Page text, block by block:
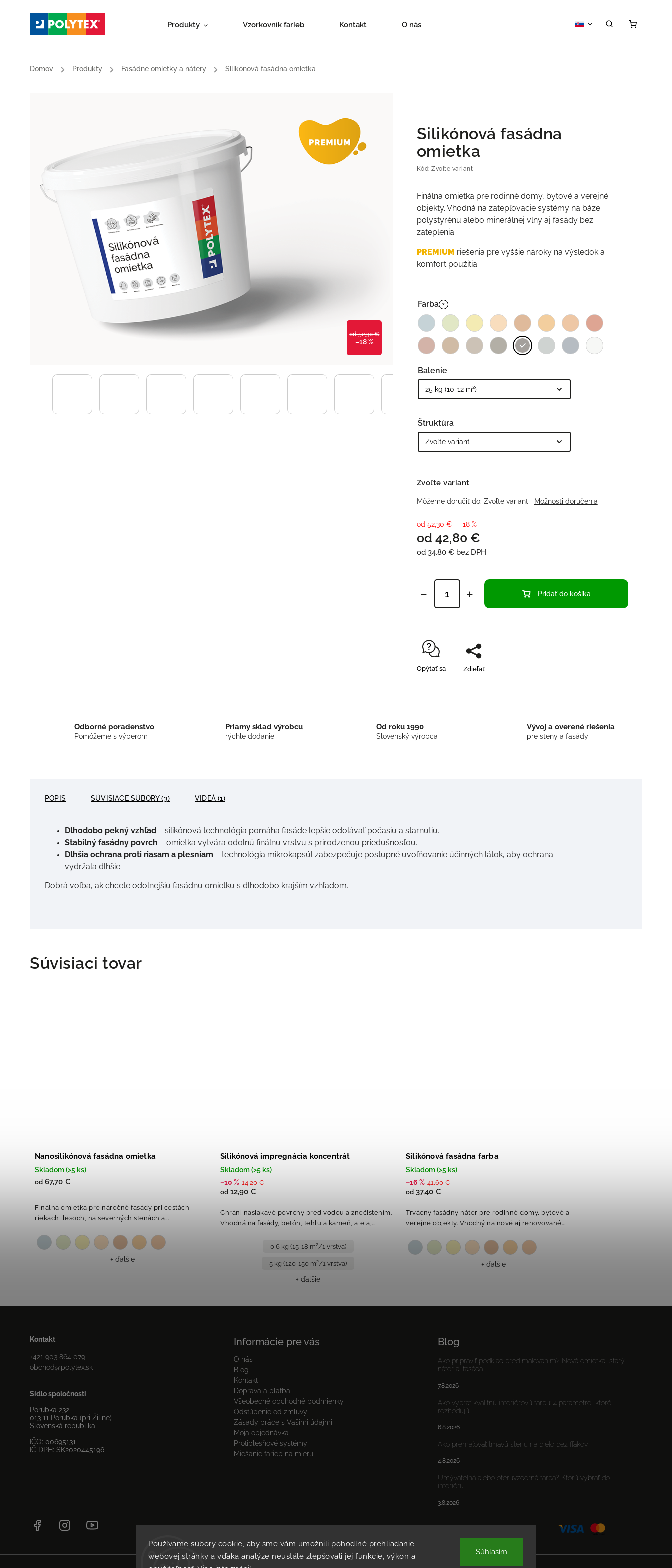
Používame súbory cookie, aby sme vám umožnili pohodlné prehliadanie
webovej stránky a vďaka analýze neustále zlepšovali jej funkcie, výkon a
Súhlasím
Produkty Vzorkovník farieb Kontakt O nás
Domov / Produkty / Fasádne omietky a nátery / Silikónová fasádna omietka
od 52,30 €
–18 %
Silikónová fasádna
omietka
Kód: Zvoľte variant
od 52,30 € –18 %
od 42,80 €
od 34,80 € bez DPH
Finálna omietka pre rodinné domy, bytové a verejné
objekty. Vhodná na zatepľovacie systémy na báze
polystyrénu alebo minerálnej vlny aj fasády bez
zateplenia.
PREMIUM riešenia pre vyššie nároky na výsledok a
komfort použitia.
Farba ?
Balenie
Štruktúra
Zvoľte variant
Môžeme doručiť do: Zvoľte variant Možnosti doručenia
Pridať do košíka
Opýtať sa Zdieľať
Odborné poradenstvo
Pomôžeme s výberom
Priamy sklad výrobcu
rýchle dodanie
Od roku 1990
Slovenský výrobca
Vývoj a overené riešenia
pre steny a fasády
POPIS SÚVISIACE SÚBORY (3) VIDEÁ (1)
Dlhodobo pekný vzhľad – silikónová technológia pomáha fasáde lepšie odolávať počasiu a starnutiu.
Stabilný fasádny povrch – omietka vytvára odolnú finálnu vrstvu s prirodzenou priedušnosťou.
Dlhšia ochrana proti riasam a plesniam – technológia mikrokapsúl zabezpečuje postupné uvoľňovanie účinných látok, aby ochrana
vydržala dlhšie.
Dobrá voľba, ak chcete odolnejšiu fasádnu omietku s dlhodobo krajším vzhľadom.
Súvisiaci tovar
Nanosilikónová fasádna omietka
Skladom (>5 ks)
od 67,70 €
Finálna omietka pre náročné fasády pri cestách,
riekach, lesoch, na severných stenách a...
+ ďalšie
Silikónová impregnácia koncentrát
Skladom (>5 ks)
–10 % 14,20 €
od 12,90 €
Chráni nasiakavé povrchy pred vodou a znečistením.
Vhodná na fasády, betón, tehlu a kameň, ale aj...
0,6 kg (15-18 m²/1 vrstva)
5 kg (120-150 m²/1 vrstva)
+ ďalšie
Silikónová fasádna farba
Skladom (>5 ks)
–16 % 41,60 €
od 37,40 €
Trvácny fasádny náter pre rodinné domy, bytové a
verejné objekty. Vhodný na nové aj renovované...
+ ďalšie
Kontakt
+421 903 864 079
obchod@polytex.sk
Sídlo spoločnosti
Porúbka 232
013 11 Porúbka (pri Žiline)
Slovenská republika
IČO: 00695131
IČ DPH: SK2020445196
Informácie pre vás
O nás
Blog
Kontakt
Doprava a platba
Všeobecné obchodné podmienky
Odstúpenie od zmluvy
Zásady práce s Vašimi údajmi
Moja objednávka
Protiplesňové systémy
Miešanie farieb na mieru
Blog
Ako pripraviť podklad pred maľovaním? Nová omietka, starý
náter aj fasáda
7.8.2026
Ako vybrať kvalitnú interiérovú farbu: 4 parametre, ktoré
rozhodujú
6.8.2026
Ako premaľovať tmavú stenu na bielo bez fľakov
4.8.2026
Umývateľná alebo oteruvzdorná farba? Ktorú vybrať do
interiéru
3.8.2026
Facebook Instagram